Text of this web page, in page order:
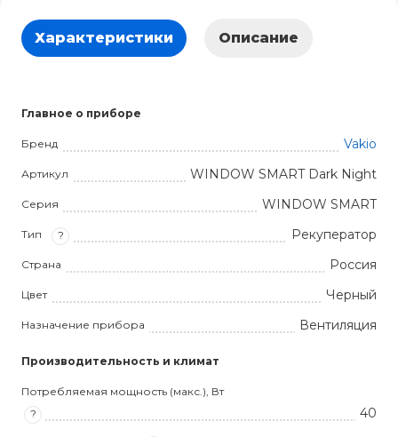
Характеристики Описание
Главное о приборе
Бренд Vakio
Артикул WINDOW SMART Dark Night
Серия WINDOW SMART
Тип ? Рекуператор
Страна Россия
Цвет Черный
Назначение прибора Вентиляция
Производительность и климат
Потребляемая мощность (макс.), Вт
?
40